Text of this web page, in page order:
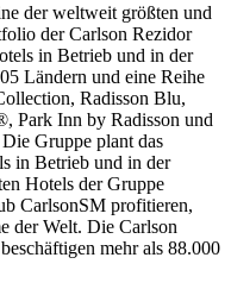
der weltweit größten und
der Carlson Rezidor
in Betrieb und in der
Ländern und eine Reihe
Radisson Blu,
Park Inn by Radisson und
Gruppe plant das
in Betrieb und in der
Hotels der Gruppe
CarlsonSM profitieren,
der Welt. Die Carlson
mehr als 88.000